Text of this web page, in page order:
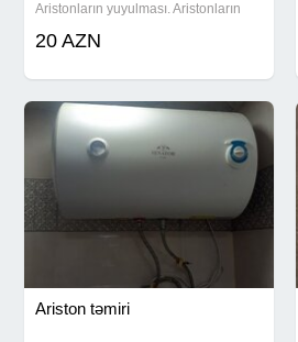
Aristonların yuyulması. Aristonların
20 AZN
Ariston təmiri